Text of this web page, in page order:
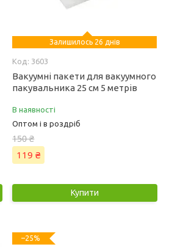
Залишилось 26 днів
3603
Вакуумні пакети для вакуумного
пакувальника 25 см 5 метрів
В наявності
Оптом і в роздріб
150 ₴
119 ₴
Купити
–25%